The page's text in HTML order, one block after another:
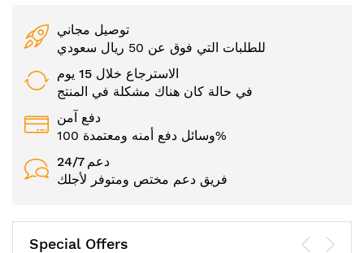
توصيل مجاني
للطلبات التي فوق عن 50 ريال سعودي
الاسترجاع خلال 15 يوم
في حالة كان هناك مشكلة في المنتج
دفع آمن
وسائل دفع أمنه ومعتمدة 100%
24/7 دعم
فريق دعم مختص ومتوفر لأجلك
Special Offers